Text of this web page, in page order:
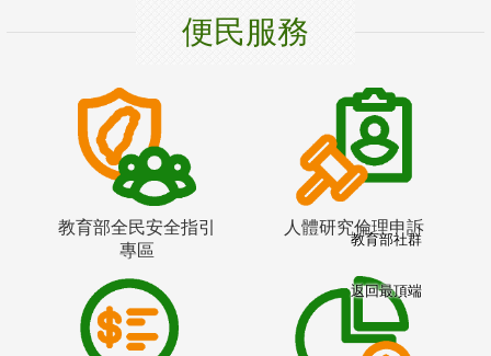
便民服務
教育部全民安全指引
專區
人體研究倫理申訴
教育部社群
返回最頂端